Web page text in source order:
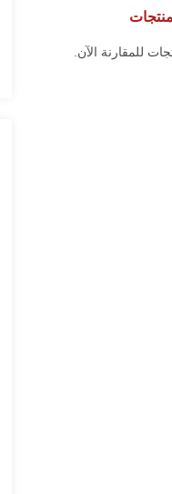
للمقارنة الآن.